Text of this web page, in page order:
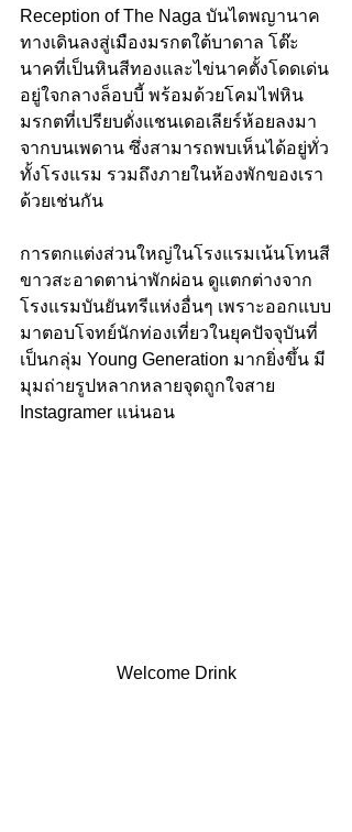
Reception of The Naga บันไดพญานาค
ทางเดินลงสู่เมืองมรกตใต้บาดาล โต๊ะ
นาคที่เป็นหินสีทองและไข่นาคตั้งโดดเด่น
อยู่ใจกลางล็อบบี้ พร้อมด้วยโคมไฟหิน
มรกตที่เปรียบดั่งแชนเดอเลียร์ห้อยลงมา
จากบนเพดาน ซึ่งสามารถพบเห็นได้อยู่ทั่ว
ทั้งโรงแรม รวมถึงภายในห้องพักของเรา
ด้วยเช่นกัน
การตกแต่งส่วนใหญ่ในโรงแรมเน้นโทนสี
ขาวสะอาดตาน่าพักผ่อน ดูแตกต่างจาก
โรงแรมบันยันทรีแห่งอื่นๆ เพราะออกแบบ
มาตอบโจทย์นักท่องเที่ยวในยุคปัจจุบันที่
เป็นกลุ่ม Young Generation มากยิ่งขึ้น มี
มุมถ่ายรูปหลากหลายจุดถูกใจสาย
Instagramer แน่นอน
Welcome Drink